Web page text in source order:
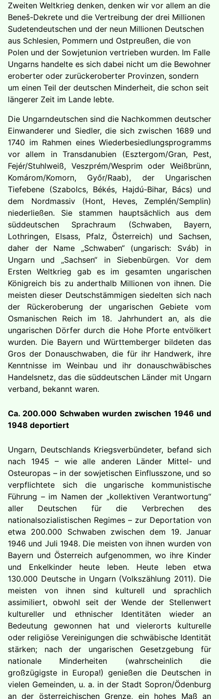
Zweiten Weltkrieg denken, denken wir vor allem an die
Beneš-Dekrete und die Vertreibung der drei Millionen
Sudetendeutschen und der neun Millionen Deutschen
aus Schlesien, Pommern und Ostpreußen, die von
Polen und der Sowjetunion vertrieben wurden. Im Falle
Ungarns handelte es sich dabei nicht um die Bewohner
eroberter oder zurückeroberter Provinzen, sondern
um einen Teil der deutschen Minderheit, die schon seit
längerer Zeit im Lande lebte.
Die Ungarndeutschen sind die Nachkommen deutscher
Einwanderer und Siedler, die sich zwischen 1689 und
1740 im Rahmen eines Wiederbesiedlungsprogramms
vor allem in Transdanubien (Esztergom/Gran, Pest,
Fejér/Stuhlweiß, Veszprém/Wesprim oder Weißbrünn,
Komárom/Komorn, Győr/Raab), der Ungarischen
Tiefebene (Szabolcs, Békés, Hajdú-Bihar, Bács) und
dem Nordmassiv (Hont, Heves, Zemplén/Semplin)
niederließen. Sie stammen hauptsächlich aus dem
süddeutschen Sprachraum (Schwaben, Bayern,
Lothringen, Elsass, Pfalz, Österreich) und Sachsen,
daher der Name „Schwaben“ (ungarisch: Sváb) in
Ungarn und „Sachsen“ in Siebenbürgen. Vor dem
Ersten Weltkrieg gab es im gesamten ungarischen
Königreich bis zu anderthalb Millionen von ihnen. Die
meisten dieser Deutschstämmigen siedelten sich nach
der Rückeroberung der ungarischen Gebiete vom
Osmanischen Reich im 18. Jahrhundert an, als die
ungarischen Dörfer durch die Hohe Pforte entvölkert
wurden. Die Bayern und Württemberger bildeten das
Gros der Donauschwaben, die für ihr Handwerk, ihre
Kenntnisse im Weinbau und ihr donauschwäbisches
Handelsnetz, das die süddeutschen Länder mit Ungarn
verband, bekannt waren.
Ca. 200.000 Schwaben wurden zwischen 1946 und
1948 deportiert
Ungarn, Deutschlands Kriegsverbündeter, befand sich
nach 1945 – wie alle anderen Länder Mittel- und
Osteuropas – in der sowjetischen Einflusszone, und so
verpflichtete sich die ungarische kommunistische
Führung – im Namen der „kollektiven Verantwortung“
aller Deutschen für die Verbrechen des
nationalsozialistischen Regimes – zur Deportation von
etwa 200.000 Schwaben zwischen dem 19. Januar
1946 und Juli 1948. Die meisten von ihnen wurden von
Bayern und Österreich aufgenommen, wo ihre Kinder
und Enkelkinder heute leben. Heute leben etwa
130.000 Deutsche in Ungarn (Volkszählung 2011). Die
meisten von ihnen sind kulturell und sprachlich
assimiliert, obwohl seit der Wende der Stellenwert
kultureller und ethnischer Identitäten wieder an
Bedeutung gewonnen hat und vielerorts kulturelle
oder religiöse Vereinigungen die schwäbische Identität
stärken; nach der ungarischen Gesetzgebung für
nationale Minderheiten (wahrscheinlich die
großzügigste in Europa!) genießen die Deutschen in
vielen Gemeinden, u. a. in der Stadt Sopron/Ödenburg
an der österreichischen Grenze, ein hohes Maß an